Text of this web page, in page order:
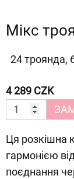
Мікс
24 троянда,
4 289 CZK
Ця розкішна
гармонією
поєднання